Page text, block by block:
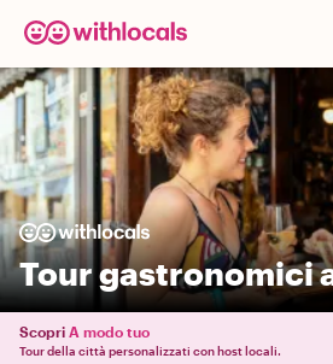
Tour gastronomici
Scopri A modo tuo
Tour della città personalizzati con host locali.